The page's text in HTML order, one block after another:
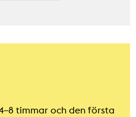
timmar och den första